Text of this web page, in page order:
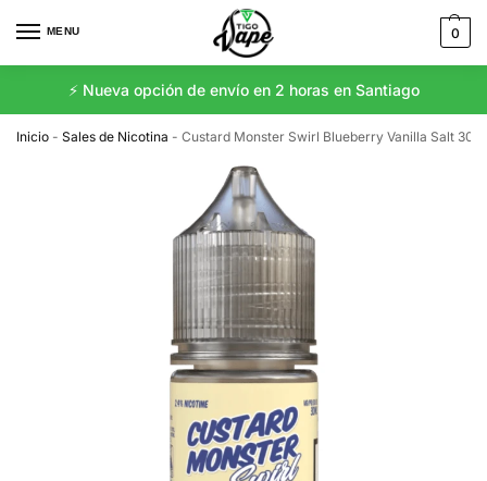
MENU 0
⚡️ Nueva opción de envío en 2 horas en Santiago
Inicio - Sales de Nicotina - Custard Monster Swirl Blueberry Vanilla Salt